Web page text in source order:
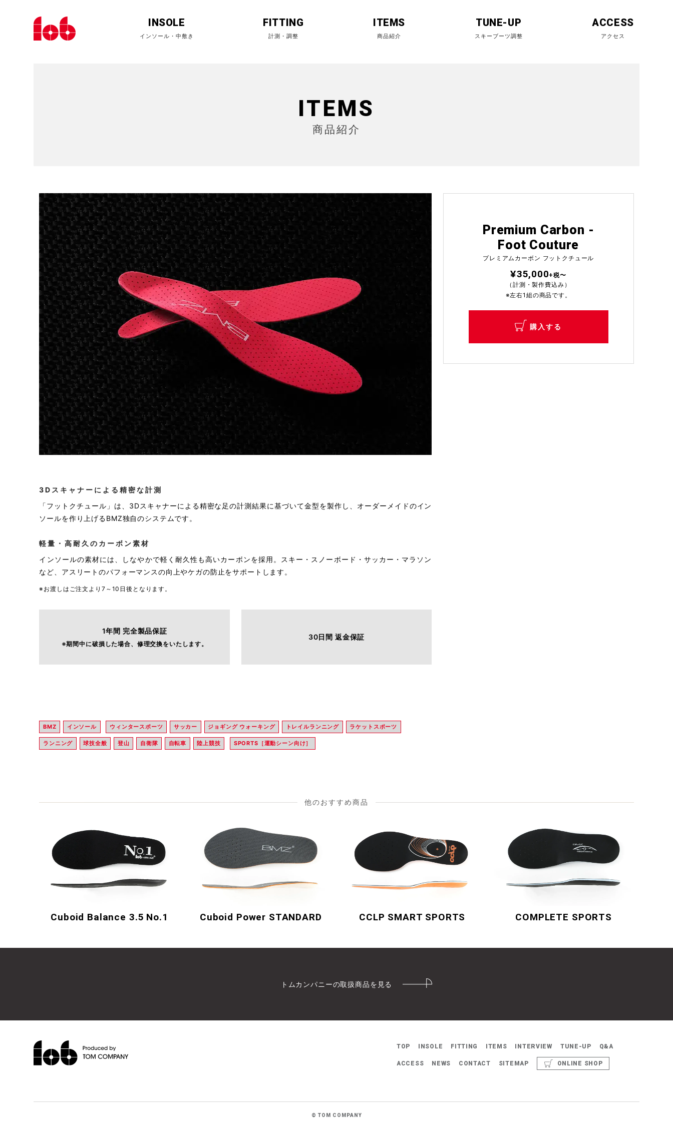
INSOLE FITTING ITEMS TUNE-UP ACCESS
ITEMS
商品紹介
3Dスキャナーによる精密な計測
「フットクチュール」は、3Dスキャナーによる精密な足の計測結果に基づいて金型を製作し、オーダーメイドのイン
ソールを作り上げるBMZ独自のシステムです。
軽量・高耐久のカーボン素材
インソールの素材には、しなやかで軽く耐久性も高いカーボンを採用。スキー・スノーボード・サッカー・マラソン
など、アスリートのパフォーマンスの向上やケガの防止をサポートします。
※お渡しはご注文より7～10日後となります。
1年間 完全製品保証
※期間中に破損した場合、修理交換をいたします。
30日間 返金保証
BMZ インソール ウィンタースポーツ サッカー ジョギング ウォーキング トレイルランニング ラケットスポーツ
ランニング 球技全般 登山 自衛隊 自転車 陸上競技 SPORTS［運動シーン向け］
Premium Carbon -
Foot Couture
プレミアムカーボン フットクチュール
¥35,000+税〜
（計測・製作費込み）
※左右1組の商品です。
購入する
他のおすすめ商品
Cuboid Balance 3.5 No.1 Cuboid Power STANDARD CCLP SMART SPORTS COMPLETE SPORTS
トムカンパニーの取扱商品を見る
TOP INSOLE FITTING ITEMS INTERVIEW TUNE-UP Q&A
ACCESS NEWS CONTACT SITEMAP ONLINE SHOP
© TOM COMPANY